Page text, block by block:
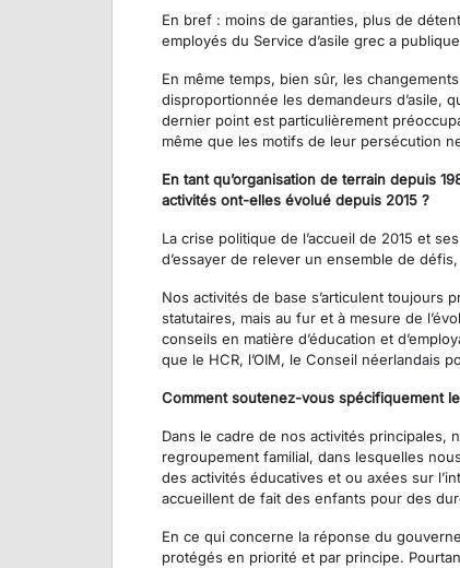
En bref : moins de garanties, plus de
employés du Service d’asile grec a
En même temps, bien sûr, les
disproportionnée les demandeurs d’asile,
dernier point est particulièrement
même que les motifs de leur persécution
En tant qu’organisation de terrain depuis
activités ont-elles évolué depuis 2015 ?
La crise politique de l’accueil de 2015 et
d’essayer de relever un ensemble de
Nos activités de base s’articulent toujours
statutaires, mais au fur et à mesure de
conseils en matière d’éducation et
que le HCR, l’OIM, le Conseil néerlandais
Comment soutenez-vous spécifiquement
Dans le cadre de nos activités principales,
regroupement familial, dans lesquelles
des activités éducatives et ou axées sur
accueillent de fait des enfants pour des
En ce qui concerne la réponse du
protégés en priorité et par principe.